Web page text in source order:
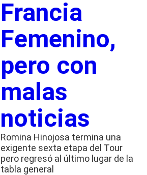
Francia
Femenino,
pero con
malas
noticias
Romina Hinojosa termina una
exigente sexta etapa del Tour
pero regresó al último lugar de la
tabla general